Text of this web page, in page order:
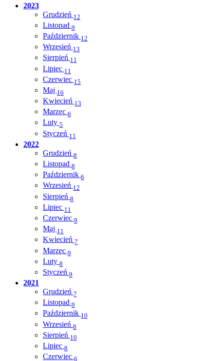
2023
Grudzień 12
Listopad 9
Październik 12
Wrzesień 13
Sierpień 11
Lipiec 11
Czerwiec 15
Maj 16
Kwiecień 13
Marzec 6
Luty 5
Styczeń 11
2022
Grudzień 8
Listopad 8
Październik 6
Wrzesień 12
Sierpień 8
Lipiec 11
Czerwiec 9
Maj 11
Kwiecień 7
Marzec 9
Luty 8
Styczeń 9
2021
Grudzień 7
Listopad 9
Październik 10
Wrzesień 8
Sierpień 10
Lipiec 8
Czerwiec 6